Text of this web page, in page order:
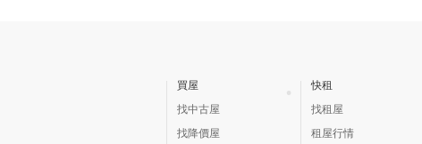
買屋
找中古屋
找降價屋
快租
找租屋
租屋行情